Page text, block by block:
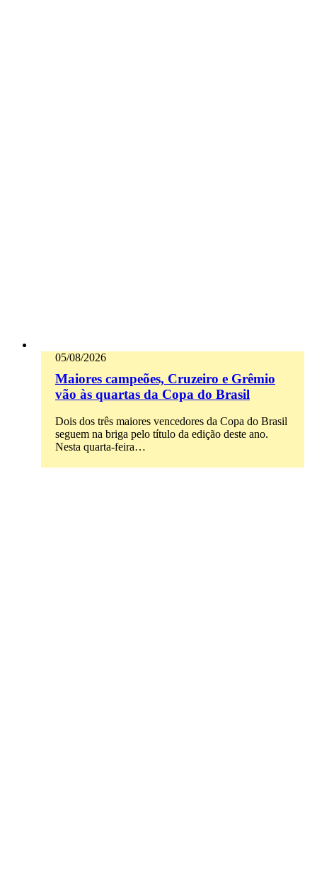
05/08/2026
Maiores campeões, Cruzeiro e Grêmio
vão às quartas da Copa do Brasil
Dois dos três maiores vencedores da Copa do Brasil
seguem na briga pelo título da edição deste ano.
Nesta quarta-feira…